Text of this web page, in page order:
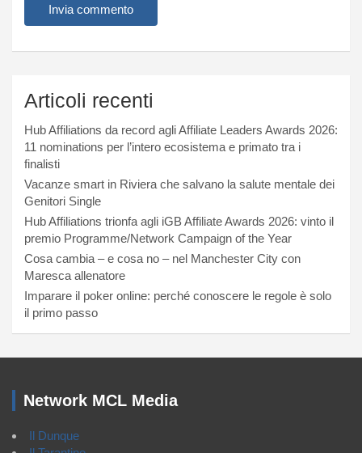
Articoli recenti
Hub Affiliations da record agli Affiliate Leaders Awards 2026:
11 nominations per l’intero ecosistema e primato tra i
finalisti
Vacanze smart in Riviera che salvano la salute mentale dei
Genitori Single
Hub Affiliations trionfa agli iGB Affiliate Awards 2026: vinto il
premio Programme/Network Campaign of the Year
Cosa cambia – e cosa no – nel Manchester City con
Maresca allenatore
Imparare il poker online: perché conoscere le regole è solo
il primo passo
Network MCL Media
Il Dunque